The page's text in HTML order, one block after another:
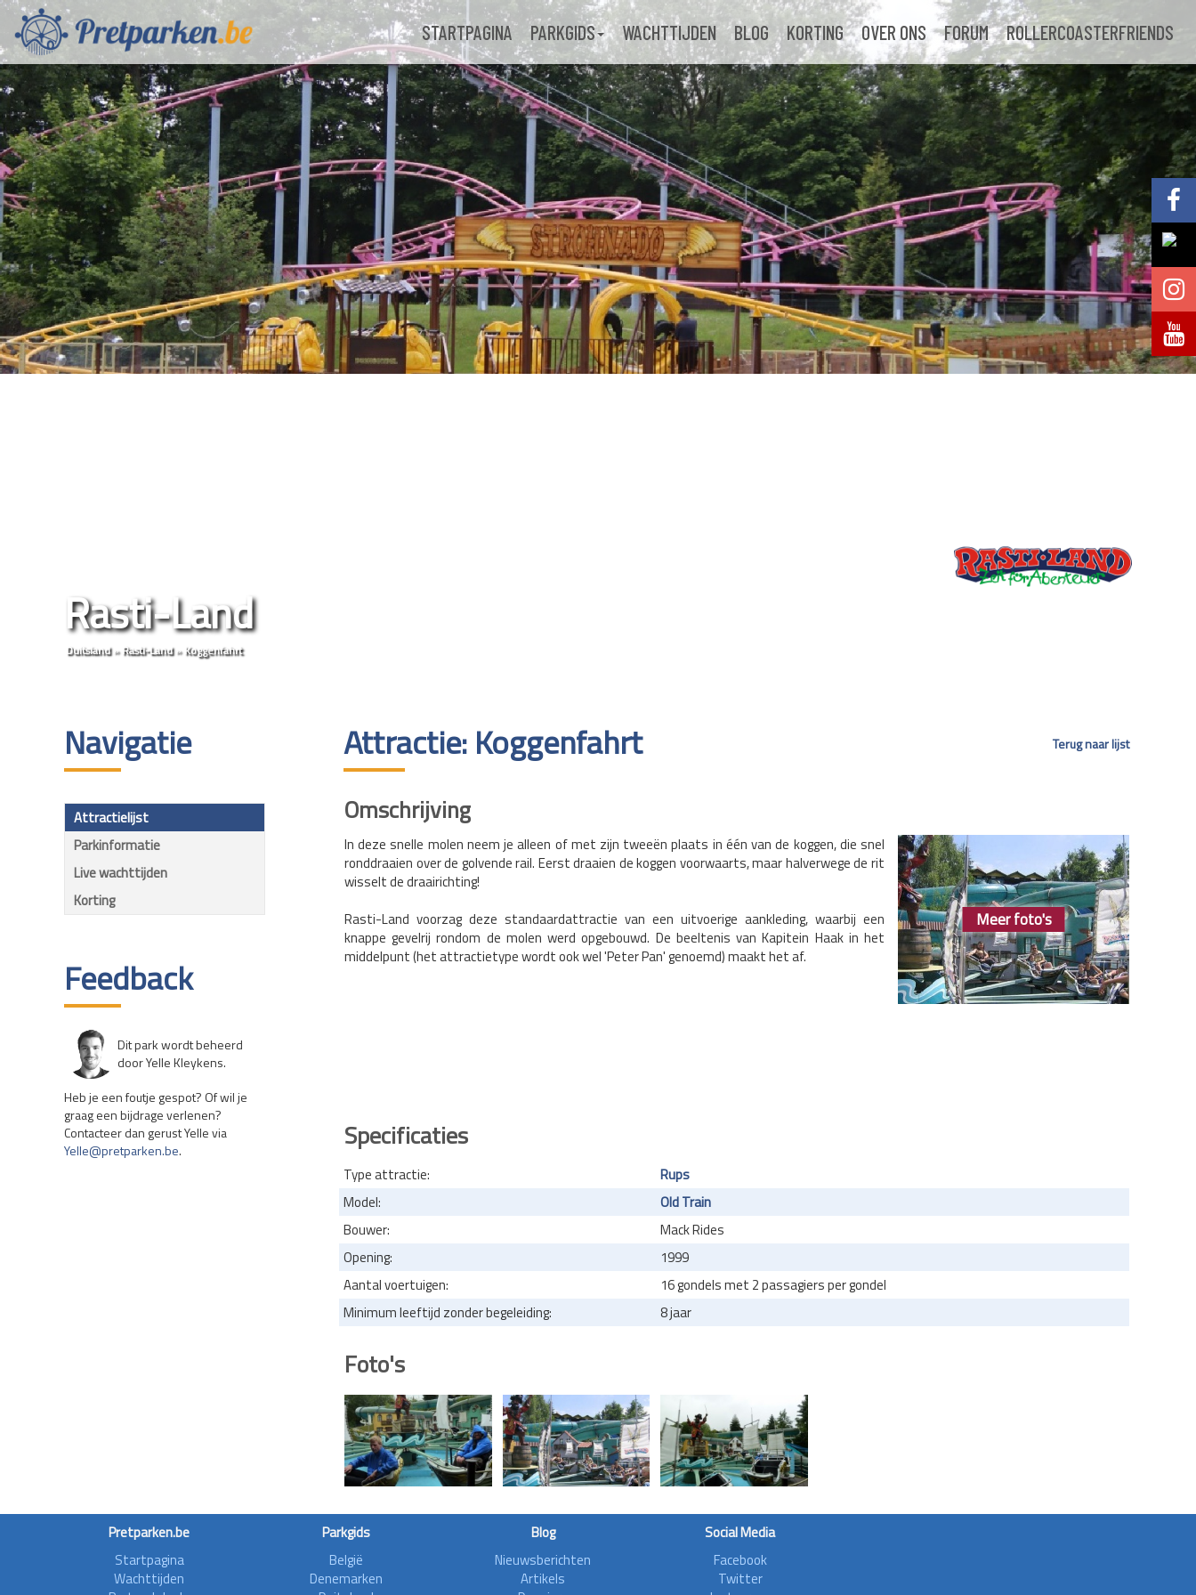
STARTPAGINA PARKGIDS WACHTTIJDEN BLOG KORTING OVER ONS FORUM ROLLERCOASTERFRIENDS
Volg @Pretparkenbe
Volg @Pretparkenbe
Volg @Pretparken.be
Volg @Pretparkenbe
Rasti-Land
Duitsland»Rasti-Land»Koggenfahrt
Navigatie
Attractielijst
Parkinformatie
Live wachttijden
Korting
Feedback
Dit park wordt beheerd
door Yelle Kleykens.
Heb je een foutje gespot? Of wil je
graag een bijdrage verlenen?
Contacteer dan gerust Yelle via
Yelle@pretparken.be.
Attractie: Koggenfahrt Terug naar lijst
Omschrijving
Meer foto's
In deze snelle molen neem je alleen of met zijn tweeën plaats in één van de koggen, die snel
ronddraaien over de golvende rail. Eerst draaien de koggen voorwaarts, maar halverwege de rit
wisselt de draairichting!
Rasti-Land voorzag deze standaardattractie van een uitvoerige aankleding, waarbij een
knappe gevelrij rondom de molen werd opgebouwd. De beeltenis van Kapitein Haak in het
middelpunt (het attractietype wordt ook wel 'Peter Pan' genoemd) maakt het af.
Specificaties
Type attractie:
Rups
Model:
Old Train
Bouwer:
Mack Rides
Opening:
1999
Aantal voertuigen:
16 gondels met 2 passagiers per gondel
Minimum leeftijd zonder begeleiding:
8 jaar
Foto's
Pretparken.be
Startpagina
Wachttijden
Parkgids
België
Denemarken
Blog
Nieuwsberichten
Artikels
Social Media
Facebook
Twitter